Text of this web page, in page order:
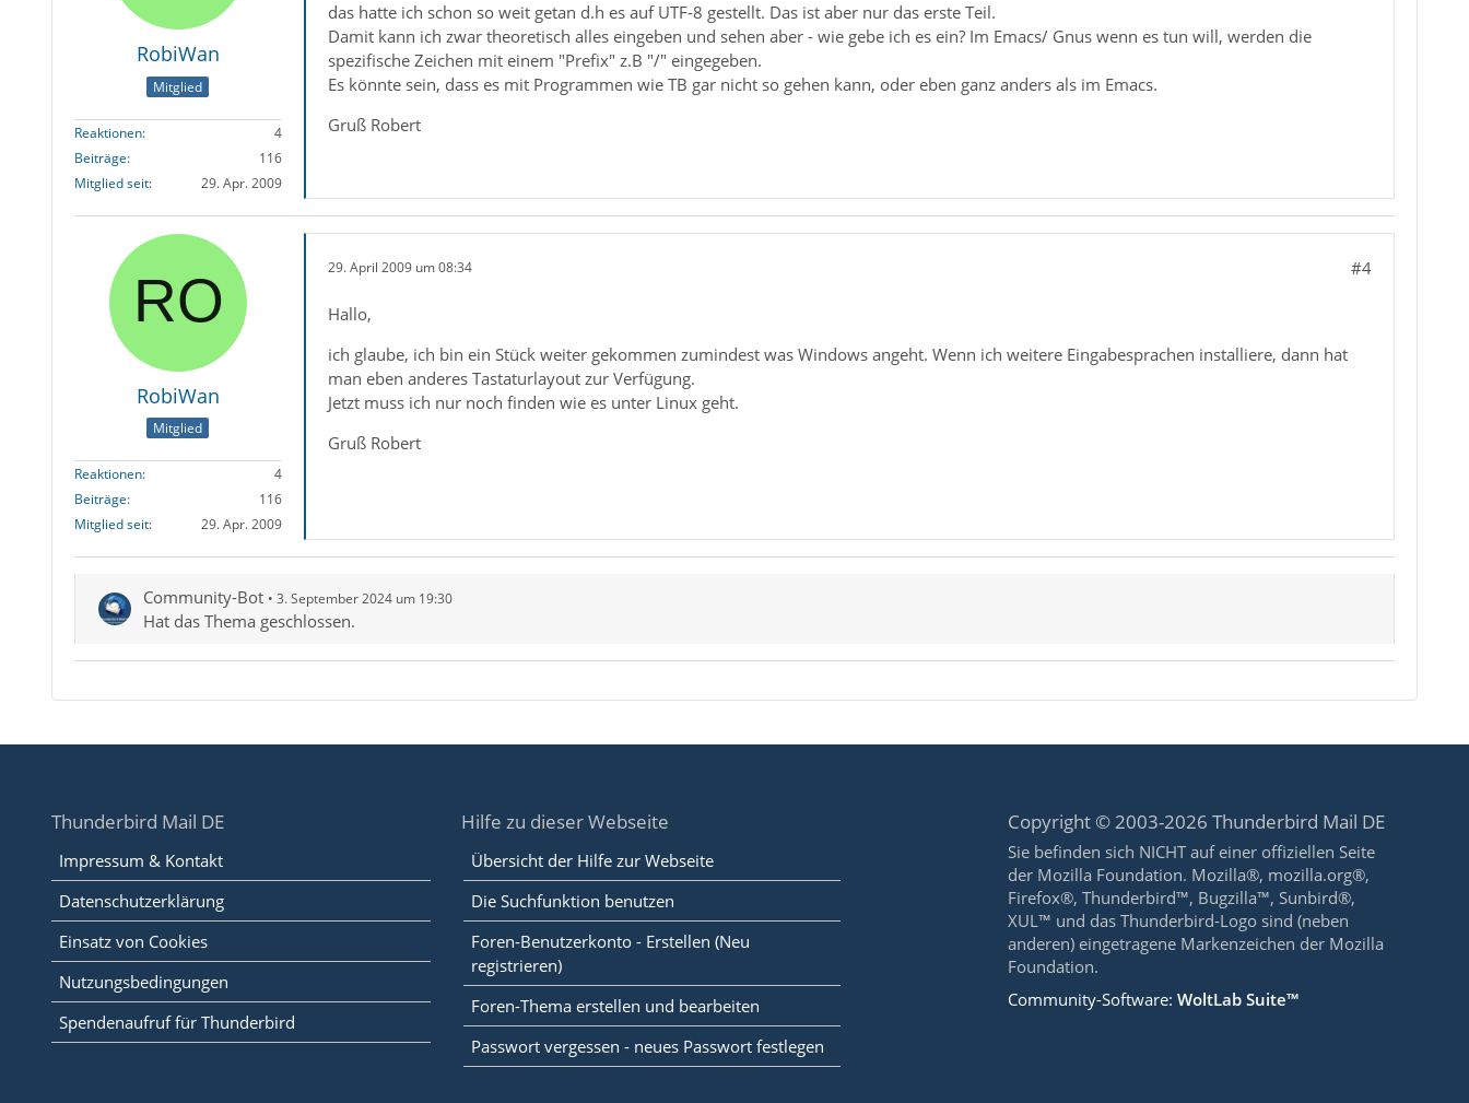
RobiWan
Mitglied
Reaktionen
4
Beiträge
116
Mitglied seit
29. Apr. 2009
das hatte ich schon so weit getan d.h es auf UTF-8 gestellt. Das ist aber nur das erste Teil.
Damit kann ich zwar theoretisch alles eingeben und sehen aber - wie gebe ich es ein? Im Emacs/ Gnus wenn es tun will, werden die
spezifische Zeichen mit einem "Prefix" z.B "/" eingegeben.
Es könnte sein, dass es mit Programmen wie TB gar nicht so gehen kann, oder eben ganz anders als im Emacs.
Gruß Robert
RobiWan
Mitglied
Reaktionen
4
Beiträge
116
Mitglied seit
29. Apr. 2009
29. April 2009 um 08:34 #4
Hallo,
ich glaube, ich bin ein Stück weiter gekommen zumindest was Windows angeht. Wenn ich weitere Eingabesprachen installiere, dann hat
man eben anderes Tastaturlayout zur Verfügung.
Jetzt muss ich nur noch finden wie es unter Linux geht.
Gruß Robert
Community-Bot 3. September 2024 um 19:30
Hat das Thema geschlossen.
Thunderbird Mail DE
Impressum & Kontakt
Datenschutzerklärung
Einsatz von Cookies
Nutzungsbedingungen
Spendenaufruf für Thunderbird
Hilfe zu dieser Webseite
Übersicht der Hilfe zur Webseite
Die Suchfunktion benutzen
Foren-Benutzerkonto - Erstellen (Neu
registrieren)
Foren-Thema erstellen und bearbeiten
Passwort vergessen - neues Passwort festlegen
Copyright © 2003-2026 Thunderbird Mail DE
Sie befinden sich NICHT auf einer offiziellen Seite
der Mozilla Foundation. Mozilla®, mozilla.org®,
Firefox®, Thunderbird™, Bugzilla™, Sunbird®,
XUL™ und das Thunderbird-Logo sind (neben
anderen) eingetragene Markenzeichen der Mozilla
Foundation.
Community-Software:WoltLab Suite™